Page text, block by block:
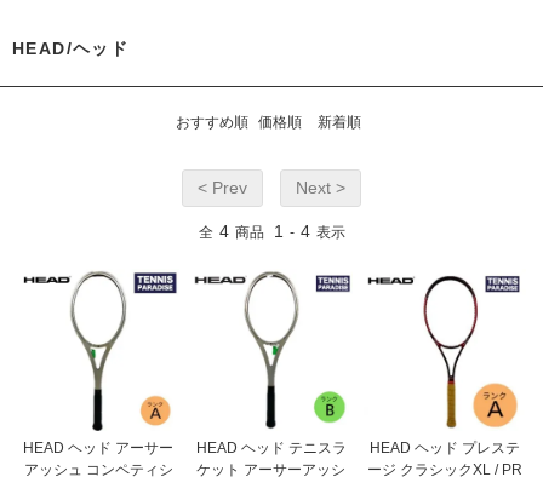
HEAD/ヘッド
おすすめ順 価格順 新着順
< Prev Next >
全 4 商品 1 - 4 表示
HEAD ヘッド アーサー
アッシュ コンペティシ
HEAD ヘッド テニスラ
ケット アーサーアッシ
HEAD ヘッド プレステ
ージ クラシックXL / PR